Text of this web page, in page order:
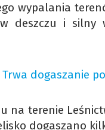
wypalania
deszczu i
dogaszanie
na terenie
dogaszano